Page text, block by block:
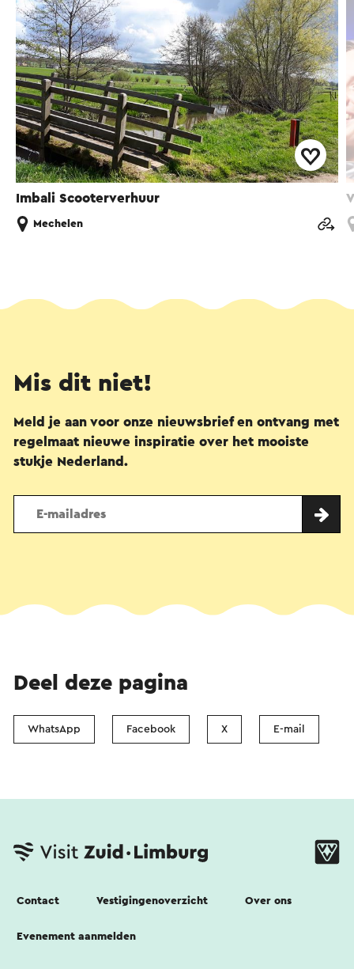
Imbali Scooterverhuur
Mechelen
Mis dit niet!
Meld je aan voor onze nieuwsbrief en ontvang met
regelmaat nieuwe inspiratie over het mooiste
stukje Nederland.
Deel deze pagina
WhatsApp Facebook X E-mail
Contact Vestigingenoverzicht Over ons
Evenement aanmelden